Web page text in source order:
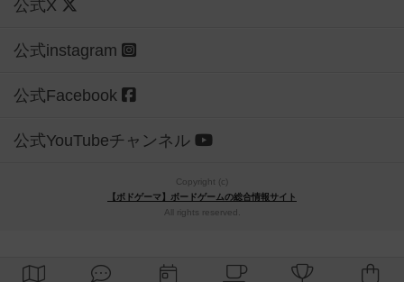
公式X
公式instagram
公式Facebook
公式YouTubeチャンネル
Copyright (c)
【ボドゲーマ】ボードゲームの総合情報サイト
All rights reserved.